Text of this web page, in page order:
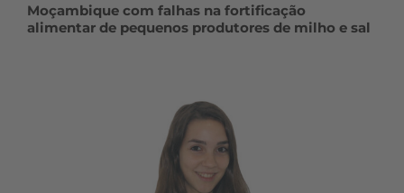
Moçambique com falhas na fortificação
alimentar de pequenos produtores de milho e sal